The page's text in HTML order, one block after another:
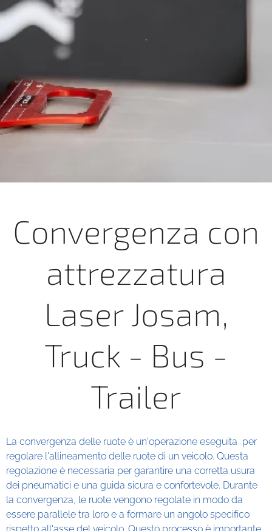
Convergenza con
attrezzatura
Laser Josam,
Truck - Bus -
Trailer
La convergenza delle ruote è un'operazione eseguita per
regolare l'allineamento delle ruote di un veicolo. Questa
regolazione è necessaria per garantire una corretta usura
dei pneumatici e una guida sicura e confortevole. Durante
la convergenza, le ruote vengono regolate in modo da
essere parallele tra loro e a formare un angolo specifico